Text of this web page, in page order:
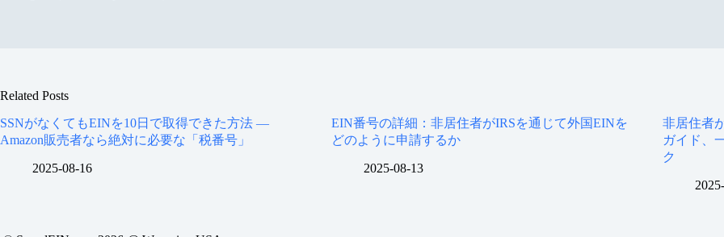
Related Posts
SSNがなくてもEINを10日で取得できた方法 ―
Amazon販売者なら絶対に必要な「税番号」
2025-08-16
EIN番号の詳細：非居住者がIRSを通じて外国EINを
どのように申請するか
2025-08-13
非居住者
ガイド、
ク